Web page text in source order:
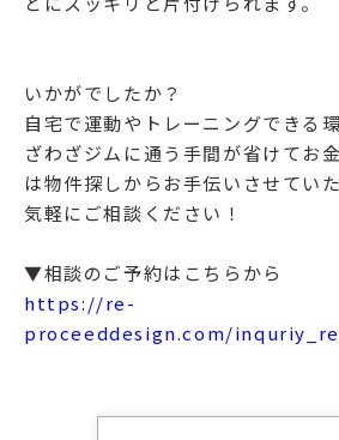
いかがでしたか？
自宅で運動やトレーニングできる
ざわざジムに通う手間が省けてお
は物件探しからお手伝いさせてい
気軽にご相談ください！
▼相談のご予約はこちらから
https://re-
proceeddesign.com/